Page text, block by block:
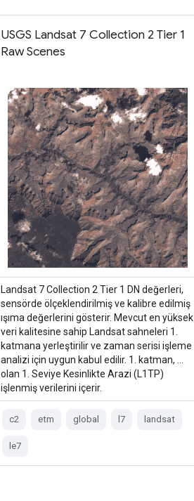
USGS Landsat 7 Collection 2 Tier 1
Raw Scenes
Landsat 7 Collection 2 Tier 1 DN değerleri,
sensörde ölçeklendirilmiş ve kalibre edilmiş
ışıma değerlerini gösterir. Mevcut en yüksek
veri kalitesine sahip Landsat sahneleri 1.
katmana yerleştirilir ve zaman serisi işleme
analizi için uygun kabul edilir. 1. katman, …
olan 1. Seviye Kesinlikte Arazi (L1TP)
işlenmiş verilerini içerir.
c2 etm global l7 landsat
le7